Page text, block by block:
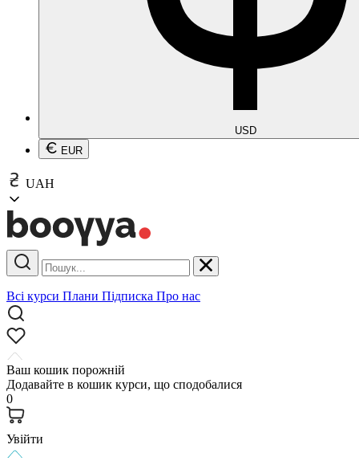
USD
EUR
UAH
Всі курси Плани Підписка Про нас
Ваш кошик порожній
Додавайте в кошик курси, що сподобалися
0
Увійти